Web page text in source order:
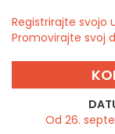
Registrirajte svojo
Promovirajte svoj
Od 26.